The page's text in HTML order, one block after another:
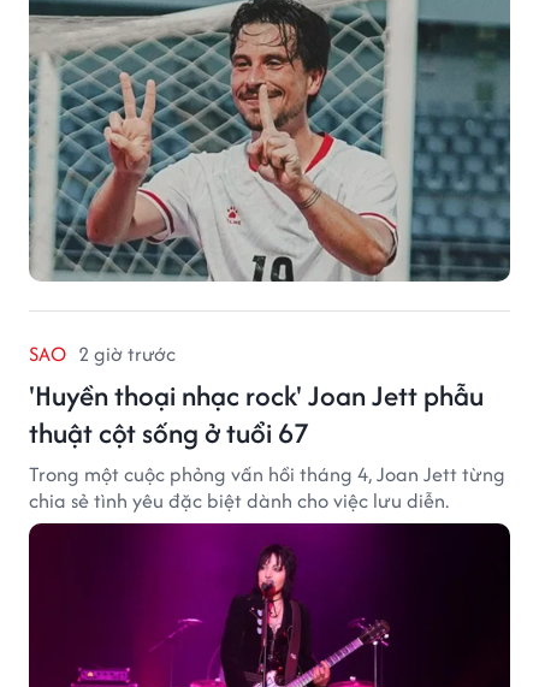
SAO 2 giờ trước
'Huyền thoại nhạc rock' Joan Jett phẫu
thuật cột sống ở tuổi 67
Trong một cuộc phỏng vấn hồi tháng 4, Joan Jett từng
chia sẻ tình yêu đặc biệt dành cho việc lưu diễn.